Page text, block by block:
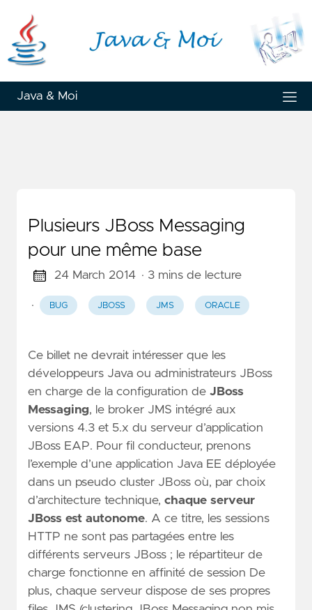
Java & Moi
Plusieurs JBoss Messaging
pour une même base
24 March 2014 · 3 mins de lecture
· BUG JBOSS JMS ORACLE
Ce billet ne devrait intéresser que les
développeurs Java ou administrateurs JBoss
en charge de la configuration de JBoss
Messaging, le broker JMS intégré aux
versions 4.3 et 5.x du serveur d’application
JBoss EAP. Pour fil conducteur, prenons
l’exemple d’une application Java EE déployée
dans un pseudo cluster JBoss où, par choix
d’architecture technique, chaque serveur
JBoss est autonome. A ce titre, les sessions
HTTP ne sont pas partagées entre les
différents serveurs JBoss ; le répartiteur de
charge fonctionne en affinité de session De
plus, chaque serveur dispose de ses propres